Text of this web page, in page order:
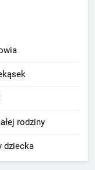
rodziny
dziecka